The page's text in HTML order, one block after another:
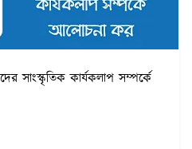
সাংস্কৃতিক কার্যকলাপ সম্পর্কে